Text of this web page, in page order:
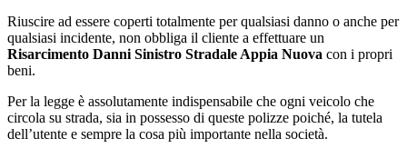
Riuscire ad essere coperti totalmente per qualsiasi danno o anche per
qualsiasi incidente, non obbliga il cliente a effettuare un
Risarcimento Danni Sinistro Stradale Appia Nuova con i propri
beni.
Per la legge è assolutamente indispensabile che ogni veicolo che
circola su strada, sia in possesso di queste polizze poiché, la tutela
dell’utente e sempre la cosa più importante nella società.